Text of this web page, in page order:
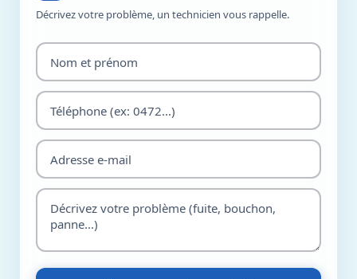
Décrivez votre problème, un technicien vous rappelle.